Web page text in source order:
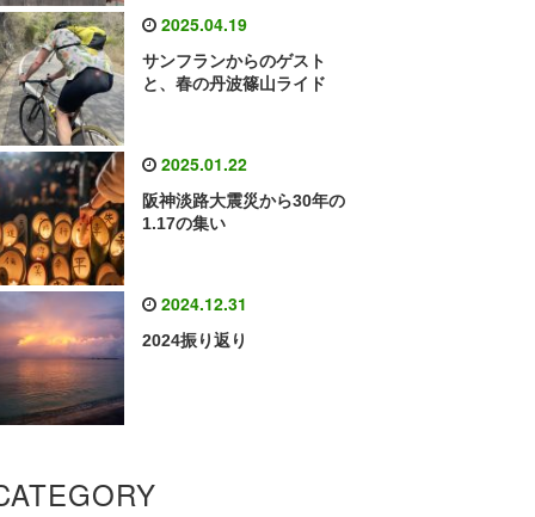
2025.04.19
サンフランからのゲスト
と、春の丹波篠山ライド
2025.01.22
阪神淡路大震災から30年の
1.17の集い
2024.12.31
2024振り返り